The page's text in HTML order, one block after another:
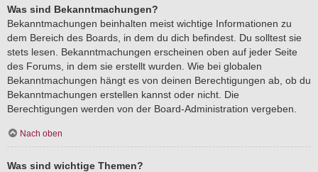
Was sind Bekanntmachungen?
Bekanntmachungen beinhalten meist wichtige Informationen zu
dem Bereich des Boards, in dem du dich befindest. Du solltest sie
stets lesen. Bekanntmachungen erscheinen oben auf jeder Seite
des Forums, in dem sie erstellt wurden. Wie bei globalen
Bekanntmachungen hängt es von deinen Berechtigungen ab, ob du
Bekanntmachungen erstellen kannst oder nicht. Die
Berechtigungen werden von der Board-Administration vergeben.
Nach oben
Was sind wichtige Themen?